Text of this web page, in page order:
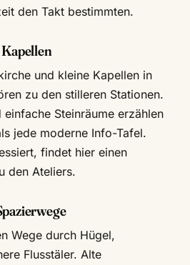
den Takt bestimmten.
und kleine Kapellen in
zu den stilleren Stationen.
einfache Steinräume erzählen
jede moderne Info-Tafel.
findet hier einen
den Ateliers.
Wege durch Hügel,
Flusstäler. Alte